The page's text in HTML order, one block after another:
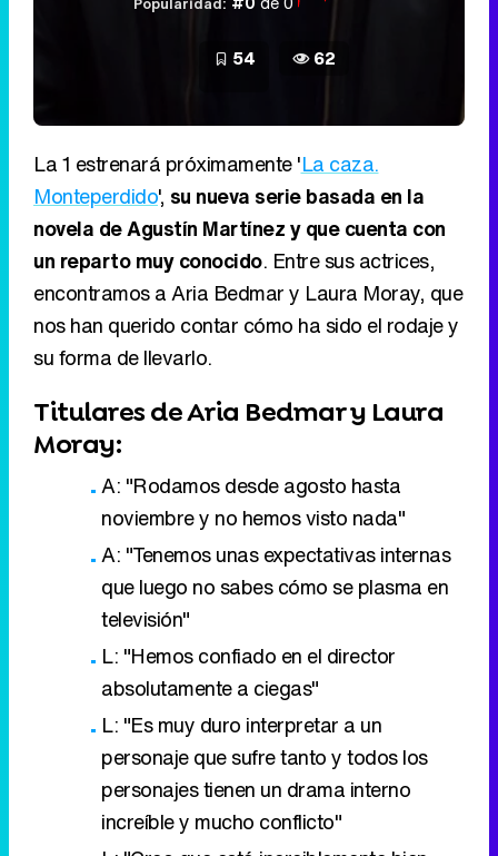
54 62
La 1 estrenará próximamente 'La caza.
Monteperdido', su nueva serie basada en la
novela de Agustín Martínez y que cuenta con
un reparto muy conocido. Entre sus actrices,
encontramos a Aria Bedmar y Laura Moray, que
nos han querido contar cómo ha sido el rodaje y
su forma de llevarlo.
Titulares de Aria Bedmar y Laura
Moray:
A: "Rodamos desde agosto hasta
noviembre y no hemos visto nada"
A: "Tenemos unas expectativas internas
que luego no sabes cómo se plasma en
televisión"
L: "Hemos confiado en el director
absolutamente a ciegas"
L: "Es muy duro interpretar a un
personaje que sufre tanto y todos los
personajes tienen un drama interno
increíble y mucho conflicto"